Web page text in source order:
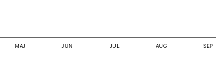
MAJ JUN JUL AUG SEP